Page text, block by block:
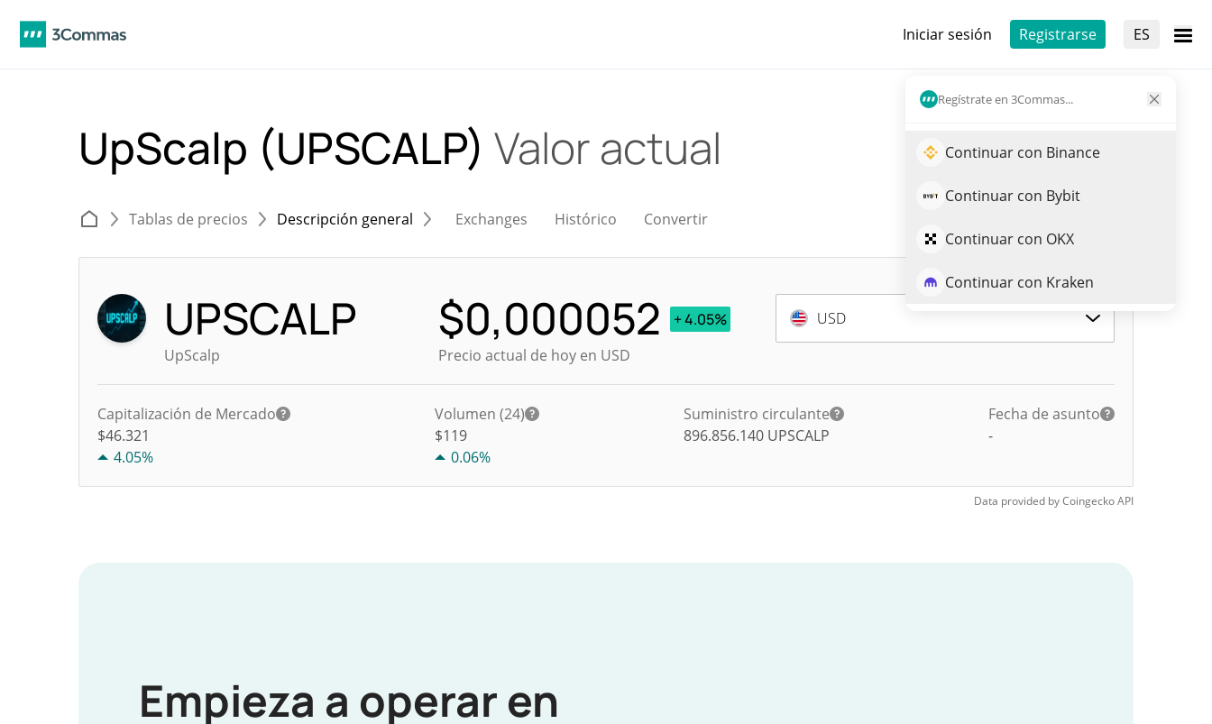
Iniciar sesión Registrarse ES
Regístrate en 3Commas...
Continuar con Binance
Continuar con Bybit
Continuar con OKX
Continuar con Kraken
UpScalp (UPSCALP) Valor actual
Tablas de precios Descripción general Exchanges Histórico Convertir
UPSCALP
UpScalp
$0,000052
+ 4.05%
Precio actual de hoy en USD
USD
Capitalización de Mercado
$46.321
4.05%
Volumen (24)
$119
0.06%
Suministro circulante
896.856.140 UPSCALP
Fecha de asunto
-
Data provided byCoingeckoAPI
Empieza a operar en